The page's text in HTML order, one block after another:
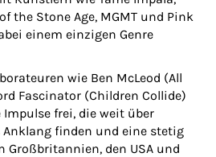
the Stone Age, MGMT und Pink
einem einzigen Genre
wie Ben McLeod (All
Fascinator (Children Collide)
frei, die weit über
finden und eine stetig
Großbritannien, den USA und